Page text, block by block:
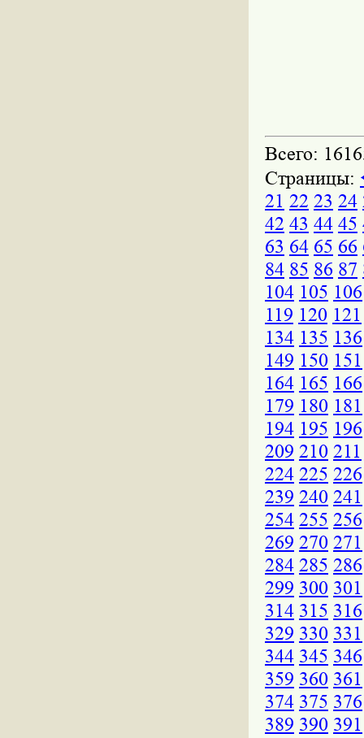
Всего:
Страницы:
21 22 23 24
42 43 44 45
63 64 65 66
84 85 86 87
104 105 106
119 120 121
134 135 136
149 150 151
164 165 166
179 180 181
194 195 196
209 210 211
224 225 226
239 240 241
254 255 256
269 270 271
284 285 286
299 300 301
314 315 316
329 330 331
344 345 346
359 360 361
374 375 376
389 390 391